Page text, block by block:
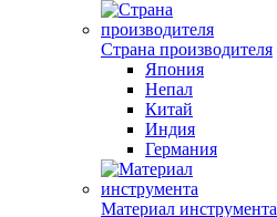
Страна производителя
Япония
Непал
Китай
Индия
Германия
Материал инструмента